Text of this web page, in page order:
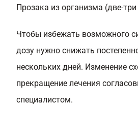
Прозака из организма (две-
Чтобы избежать возможного
дозу нужно снижать
нескольких дней. Изменение
прекращение лечения
специалистом.